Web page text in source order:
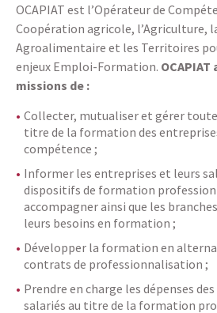
OCAPIAT est l’Opérateur de
Coopération agricole, l’Agriculture,
Agroalimentaire et les Territoires
enjeux Emploi-Formation.
missions de :
Collecter, mutualiser et gérer
titre de la formation des
compétence ;
Informer les entreprises et leurs
dispositifs de formation
accompagner ainsi que les
leurs besoins en formation ;
Développer la formation en
contrats de professionnalisation ;
Prendre en charge les dépenses
salariés au titre de la formation